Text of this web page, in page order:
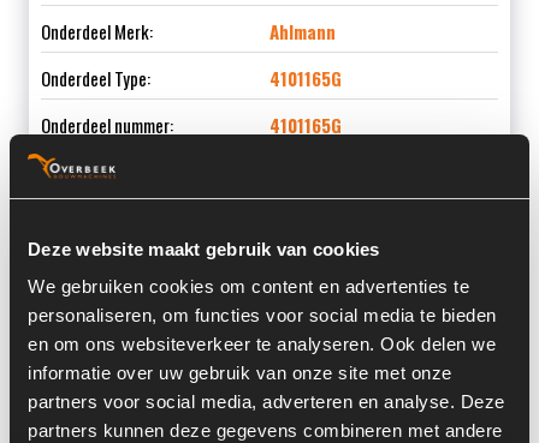
Deze website maakt gebruik van cookies
We gebruiken cookies om content en advertenties te
personaliseren, om functies voor social media te bieden
en om ons websiteverkeer te analyseren. Ook delen we
informatie over uw gebruik van onze site met onze
partners voor social media, adverteren en analyse. Deze
partners kunnen deze gegevens combineren met andere
Onderdeel Merk:
Ahlmann
Onderdeel Type:
4101165G
Onderdeel nummer:
4101165G
Informatie
Locatie:
3D2
Past op de volgende machines:
Ahlmann AZ 150
Land:
Nederland